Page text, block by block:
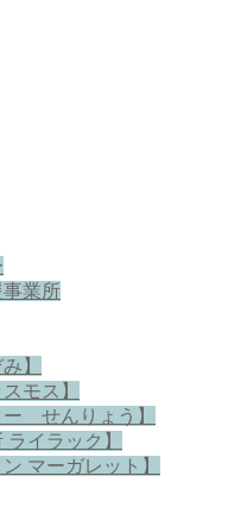
業所
】
モス】
ー せんりょう】
ライラック】
マーガレット】